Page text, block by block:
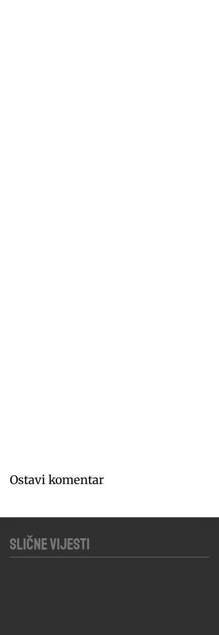
Ostavi komentar
Slične vijesti